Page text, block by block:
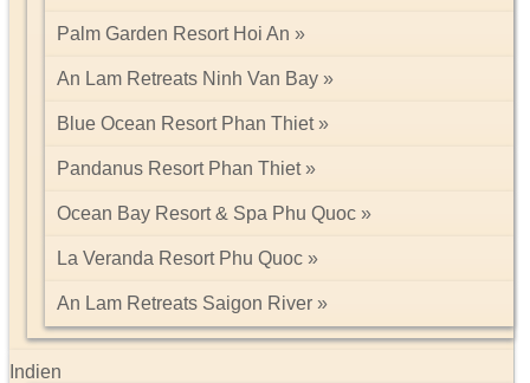
Palm Garden Resort Hoi An
An Lam Retreats Ninh Van Bay
Blue Ocean Resort Phan Thiet
Pandanus Resort Phan Thiet
Ocean Bay Resort & Spa Phu Quoc
La Veranda Resort Phu Quoc
An Lam Retreats Saigon River
Indien